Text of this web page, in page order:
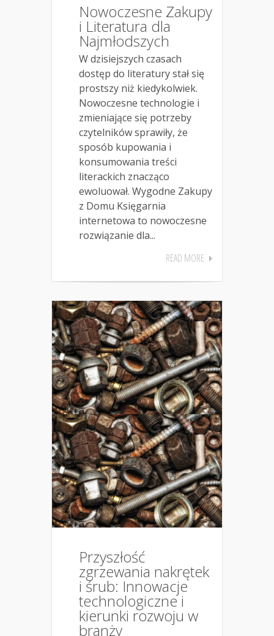
Nowoczesne Zakupy
i Literatura dla
Najmłodszych
W dzisiejszych czasach
dostęp do literatury stał się
prostszy niż kiedykolwiek.
Nowoczesne technologie i
zmieniające się potrzeby
czytelników sprawiły, że
sposób kupowania i
konsumowania treści
literackich znacząco
ewoluował. Wygodne Zakupy
z Domu Księgarnia
internetowa to nowoczesne
rozwiązanie dla...
READ MORE
Przyszłość
zgrzewania nakrętek
i śrub: Innowacje
technologiczne i
kierunki rozwoju w
branży